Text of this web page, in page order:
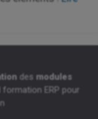
des modules
ERP pour